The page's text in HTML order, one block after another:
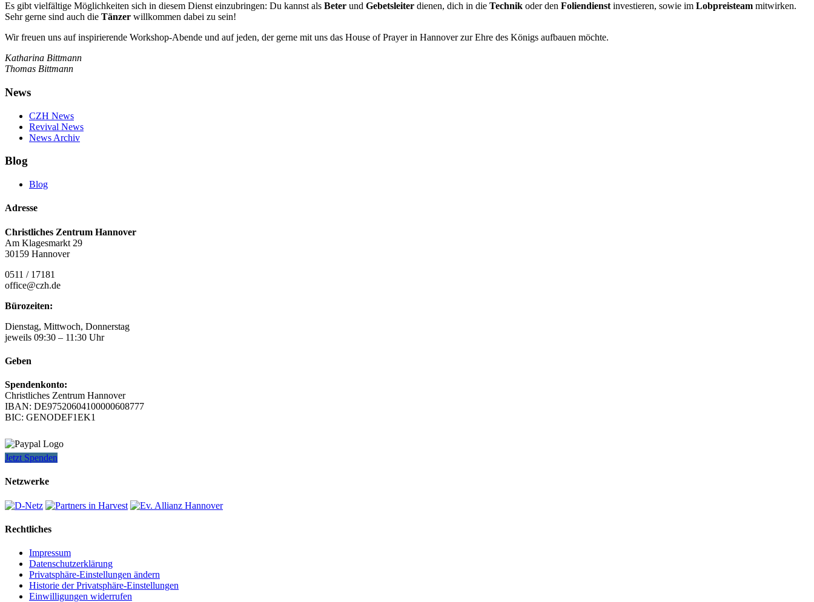
Es gibt vielfältige Möglichkeiten sich in diesem Dienst einzubringen: Du kannst als Beter und Gebetsleiter dienen, dich in die Technik oder den Foliendienst investieren, sowie im Lobpreisteam mitwirken.
Sehr gerne sind auch die Tänzer willkommen dabei zu sein!
Wir freuen uns auf inspirierende Workshop-Abende und auf jeden, der gerne mit uns das House of Prayer in Hannover zur Ehre des Königs aufbauen möchte.
Katharina Bittmann
Thomas Bittmann
News
CZH News
Revival News
News Archiv
Blog
Blog
Adresse
Christliches Zentrum Hannover
Am Klagesmarkt 29
30159 Hannover
0511 / 17181
office@czh.de
Bürozeiten:
Dienstag, Mittwoch, Donnerstag
jeweils 09:30 – 11:30 Uhr
Geben
Spendenkonto:
Christliches Zentrum Hannover
IBAN: DE97520604100000608777
BIC: GENODEF1EK1
Jetzt Spenden
Netzwerke
Rechtliches
Impressum
Datenschutzerklärung
Privatsphäre-Einstellungen ändern
Historie der Privatsphäre-Einstellungen
Einwilligungen widerrufen